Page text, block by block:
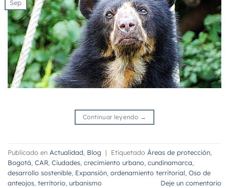
Sep
Continuar leyendo →
Publicado en Actualidad Blog | Etiquetado Áreas de protección
Bogotá CAR Ciudades crecimiento urbano cundinamarca
desarrollo sostenible Expansión ordenamiento territorial Oso de
anteojos territorio urbanismo Deje un comentario